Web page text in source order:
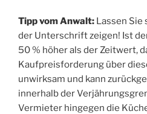
Tipp vom Anwalt: Lassen Sie
der Unterschrift zeigen! Ist
50 % höher als der Zeitwert,
Kaufpreisforderung über
unwirksam und kann
innerhalb der
Vermieter hingegen die